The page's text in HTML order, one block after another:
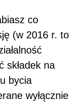
co
(w 2016 r. to
składek na
bycia
wyłącznie